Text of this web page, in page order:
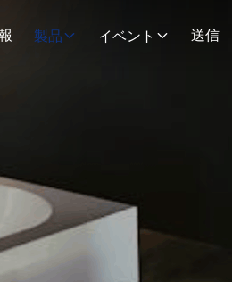
製品 イベント 送信